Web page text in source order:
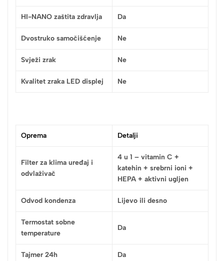
HI-NANO zaštita zdravlja Da
Dvostruko samočišćenje Ne
Svježi zrak Ne
Kvalitet zraka LED displej Ne
Oprema Detalji
Filter za klima uređaj i
odvlaživač
4 u 1 – vitamin C +
katehin + srebrni ioni +
HEPA + aktivni ugljen
Odvod kondenza Lijevo ili desno
Termostat sobne
temperature
Da
Tajmer 24h Da